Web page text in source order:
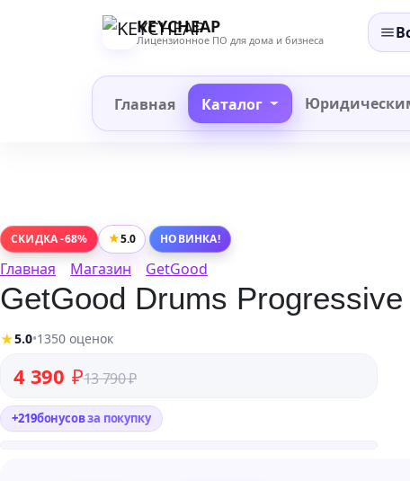
KEYCHEAP
Лицензионное ПО для дома и бизнеса
Главная Каталог
СКИДКА -68% ★5.0 НОВИНКА!
Главная Магазин GetGood
GetGood Drums
★5.0•1350 оценок
13 790₽
Первоначальная цена составляла 13 790 ₽.
4 390 ₽
Текущая цена: 4 390 ₽.
+219бонусовза покупку